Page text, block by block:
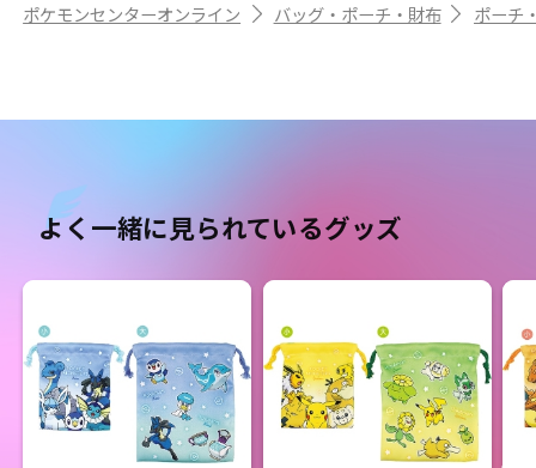
ポケモンセンターオンライン バッグ・ポーチ・財布 ポーチ
よく一緒に見られているグッズ